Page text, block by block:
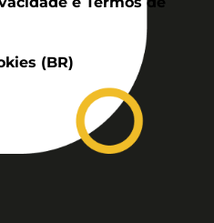
(BR)